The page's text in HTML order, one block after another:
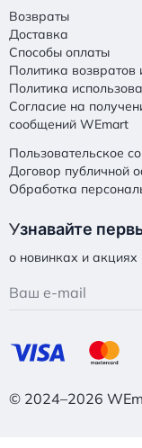
Возвраты
Доставка
Способы оплаты
Политика возвратов
Политика
Согласие на
сообщений WEmart
Пользовательское
Договор публичной
Обработка
Узнавайте
о новинках и акциях
© 2024–2026